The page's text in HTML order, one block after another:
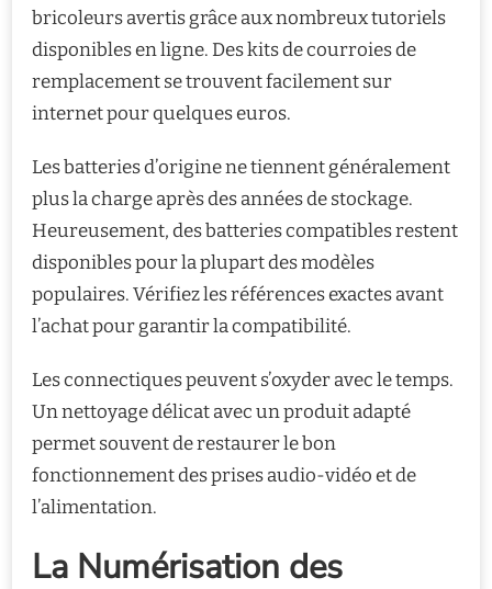
bricoleurs avertis grâce aux nombreux tutoriels
disponibles en ligne. Des kits de courroies de
remplacement se trouvent facilement sur
internet pour quelques euros.
Les batteries d’origine ne tiennent généralement
plus la charge après des années de stockage.
Heureusement, des batteries compatibles restent
disponibles pour la plupart des modèles
populaires. Vérifiez les références exactes avant
l’achat pour garantir la compatibilité.
Les connectiques peuvent s’oxyder avec le temps.
Un nettoyage délicat avec un produit adapté
permet souvent de restaurer le bon
fonctionnement des prises audio-vidéo et de
l’alimentation.
La Numérisation des